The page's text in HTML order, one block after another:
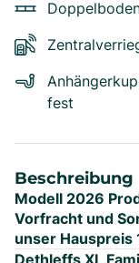
fest
Beschreibung
Modell 2026
Vorfracht und
unser Hauspreis
Dethleffs XL